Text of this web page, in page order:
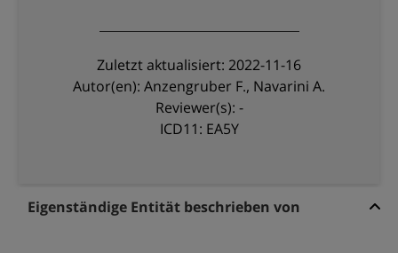
Zuletzt aktualisiert: 2022-11-16
Autor(en): Anzengruber F., Navarini A.
Reviewer(s): -
ICD11: EA5Y
Eigenständige Entität beschrieben von